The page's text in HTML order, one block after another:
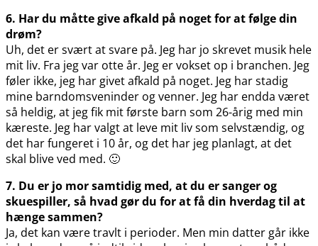
6. Har du måtte give afkald på noget for at følge din
drøm?
Uh, det er svært at svare på. Jeg har jo skrevet musik hele
mit liv. Fra jeg var otte år. Jeg er vokset op i branchen. Jeg
føler ikke, jeg har givet afkald på noget. Jeg har stadig
mine barndomsveninder og venner. Jeg har endda været
så heldig, at jeg fik mit første barn som 26-årig med min
kæreste. Jeg har valgt at leve mit liv som selvstændig, og
det har fungeret i 10 år, og det har jeg planlagt, at det
skal blive ved med. 🙂
7. Du er jo mor samtidig med, at du er sanger og
skuespiller, så hvad gør du for at få din hverdag til at
hænge sammen?
Ja, det kan være travlt i perioder. Men min datter går ikke